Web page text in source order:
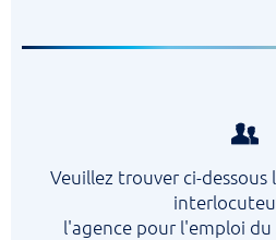
Veuillez trouver ci-dessous
l'agence pour l'emploi du